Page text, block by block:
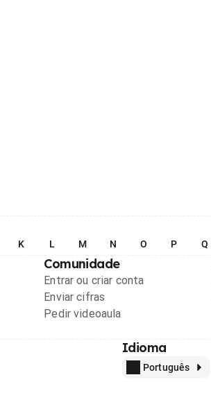
K L M N O P Q
Comunidade
Entrar ou criar conta
Enviar cifras
Pedir videoaula
Idioma
Português